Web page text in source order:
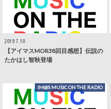
2019.7.10
【アイマスMOR38回目感想】伝説の
たかはし智秋登場
IM@S MUSIC ON THE RADIO